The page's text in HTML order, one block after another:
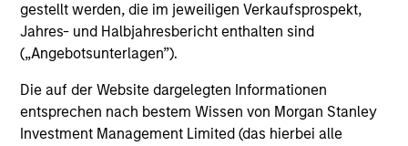
gestellt werden, die im jeweiligen Verkaufsprospekt,
Jahres- und Halbjahresbericht enthalten sind
(„Angebotsunterlagen”).
Die auf der Website dargelegten Informationen
entsprechen nach bestem Wissen von Morgan Stanley
Investment Management Limited (das hierbei alle
Strategies to meet a range of investor
cash-management needs – from liquidity
and money markets to ultra-short funds and
customized solutions.